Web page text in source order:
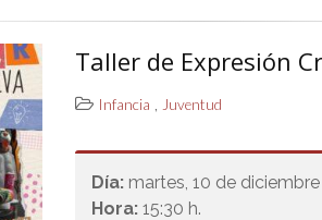
Taller de Expresión
Infancia ,Juventud
Día: martes, 10 de
Hora:15:30 h.